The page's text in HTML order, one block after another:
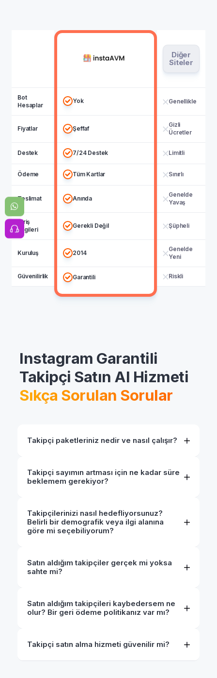
Diğer
Siteler
Bot
Hesaplar
Yok Genellikle
Fiyatlar Şeffaf
Gizli
Ücretler
Destek 7/24 Destek Limitli
Ödeme Tüm Kartlar Sınırlı
Teslimat Anında
Genelde
Yavaş
Giriş
Bilgileri
Gerekli Değil Şüpheli
Kuruluş 2014
Genelde
Yeni
Güvenilirlik Garantili Riskli
Instagram Garantili
Takipçi Satın Al Hizmeti
Sıkça Sorulan Sorular
Takipçi paketleriniz nedir ve nasıl çalışır?
Takipçi sayımın artması için ne kadar süre
beklemem gerekiyor?
Takipçilerinizi nasıl hedefliyorsunuz?
Belirli bir demografik veya ilgi alanına
göre mi seçebiliyorum?
Satın aldığım takipçiler gerçek mi yoksa
sahte mi?
Satın aldığım takipçileri kaybedersem ne
olur? Bir geri ödeme politikanız var mı?
Takipçi satın alma hizmeti güvenilir mi?